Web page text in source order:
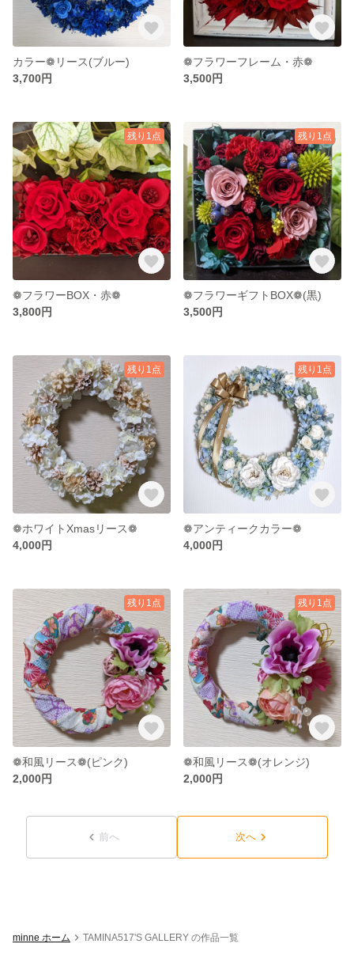
カラー❁リース(ブルー)
3,700円
❁フラワーフレーム・赤❁
3,500円
残り1点
❁フラワーBOX・赤❁
3,800円
残り1点
❁フラワーギフトBOX❁(黒)
3,500円
残り1点
❁ホワイトXmasリース❁
4,000円
残り1点
❁アンティークカラー❁
4,000円
残り1点
❁和風リース❁(ピンク)
2,000円
残り1点
❁和風リース❁(オレンジ)
2,000円
前へ 次へ
minne ホーム TAMINA517'S GALLERY の作品一覧